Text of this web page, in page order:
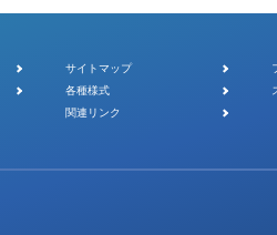
サイトマップ
各種様式
関連リンク